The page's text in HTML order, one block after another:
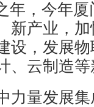
年，今年
新产业，
设，发展
、云制造
量发展集